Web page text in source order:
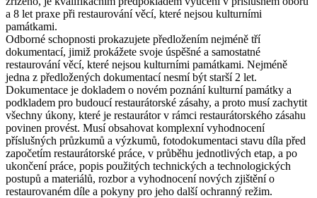
a 8 let praxe při restaurování věcí, které nejsou kulturními
památkami.
Odborné schopnosti prokazujete předložením nejméně tří
dokumentací, jimiž prokážete svoje úspěšné a samostatné
restaurování věcí, které nejsou kulturními památkami. Nejméně
jedna z předložených dokumentací nesmí být starší 2 let.
Dokumentace je dokladem o novém poznání kulturní památky a
podkladem pro budoucí restaurátorské zásahy, a proto musí zachytit
všechny úkony, které je restaurátor v rámci restaurátorského zásahu
povinen provést. Musí obsahovat komplexní vyhodnocení
příslušných průzkumů a výzkumů, fotodokumentaci stavu díla před
započetím restaurátorské práce, v průběhu jednotlivých etap, a po
ukončení práce, popis použitých technických a technologických
postupů a materiálů, rozbor a vyhodnocení nových zjištění o
restaurovaném díle a pokyny pro jeho další ochranný režim.